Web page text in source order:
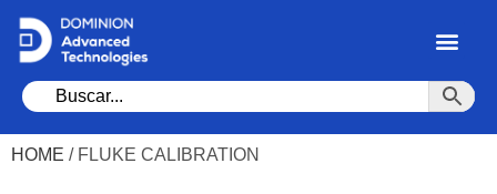
HOME / FLUKE CALIBRATION